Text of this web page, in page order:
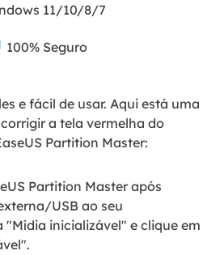
11/10/8/7
100% Seguro
e fácil de usar. Aqui está uma
a tela vermelha do
Partition Master:
Partition Master após
USB ao seu
inicializável" e clique em